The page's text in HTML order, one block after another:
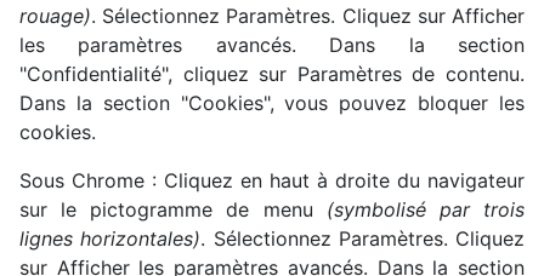
rouage). Sélectionnez Paramètres. Cliquez sur Afficher
les paramètres avancés. Dans la section
"Confidentialité", cliquez sur Paramètres de contenu.
Dans la section "Cookies", vous pouvez bloquer les
cookies.
Sous Chrome : Cliquez en haut à droite du navigateur
sur le pictogramme de menu (symbolisé par trois
lignes horizontales). Sélectionnez Paramètres. Cliquez
sur Afficher les paramètres avancés. Dans la section